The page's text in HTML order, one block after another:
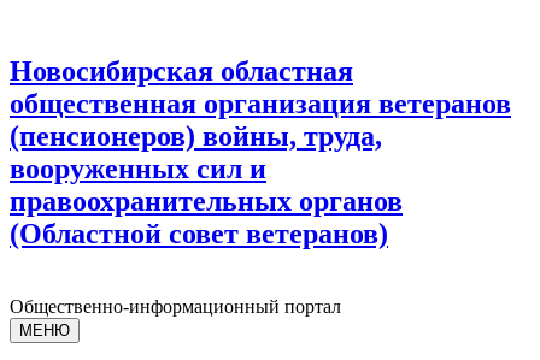
Новосибирская областная
общественная организация ветеранов
(пенсионеров) войны, труда,
вооруженных сил и
правоохранительных органов
(Областной совет ветеранов)
Общественно-информационный портал
МЕНЮ